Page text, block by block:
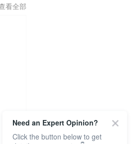
看全部
Need an Expert Opinion?
Click the button below to get